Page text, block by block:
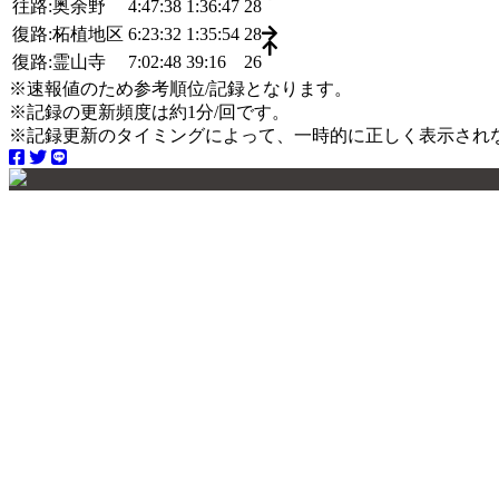
往路:奥余野
4:47:38 1:36:47 28
復路:柘植地区 6:23:32 1:35:54 28
復路:霊山寺
7:02:48 39:16
26
※速報値のため参考順位/記録となります。
※記録の更新頻度は約1分/回です。
※記録更新のタイミングによって、一時的に正しく表示され